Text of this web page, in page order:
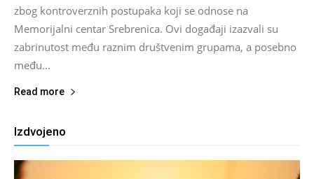
zbog kontroverznih postupaka koji se odnose na
Memorijalni centar Srebrenica. Ovi događaji izazvali su
zabrinutost među raznim društvenim grupama, a posebno
među...
Read more
Izdvojeno